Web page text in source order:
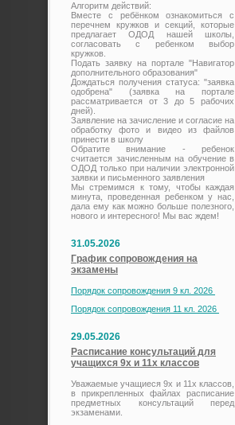
Алгоритм действий:
Вместе с ребёнком ознакомиться с
перечнем кружков и секций, которые
предлагает ОДОД нашей школы,
согласовать с ребенком выбор
кружков.
Подать заявку на портале "Навигатор
дополнительного образования"
Дождаться получения статуса: "заявка
одобрена" (заявка на портале
рассматривается от 3 до 5 рабочих
дней).
Заявление на зачисление и согласие на
обработку фото и видео из файлов
принести в школу
Обратите внимание - ребенок
считается зачисленным на обучение в
ОДОД только при наличии электронной
заявки и письменного заявления
Мы стремимся к тому, чтобы каждая
минута, проведенная ребенком у нас,
дала ему как можно больше полезного,
нового и интересного! Мы вас ждем!
31.05.2026
График сопровождения на
экзамены
Порядок сопровождения 9 кл. 2026
Порядок сопровождения 11 кл. 2026
29.05.2026
Расписание консультаций для
учащихся 9х и 11х классов
Уважаемые учащиеся 9х и 11х классов,
в прикрепленных файлах расписание
предметных консультаций перед
экзаменами.